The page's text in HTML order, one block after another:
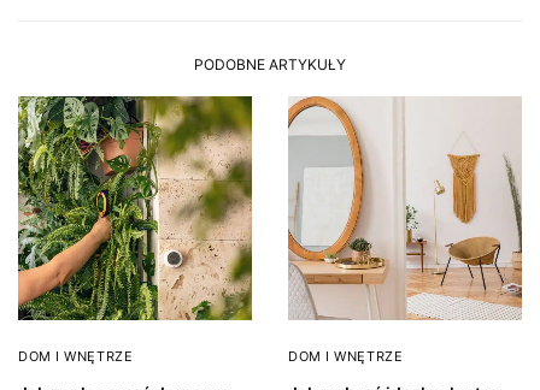
PODOBNE ARTYKUŁY
DOM I WNĘTRZE DOM I WNĘTRZE